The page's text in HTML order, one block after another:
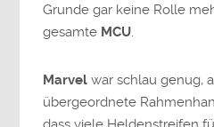
Grunde gar keine Rolle
gesamte MCU
Marvel war schlau genug,
übergeordnete